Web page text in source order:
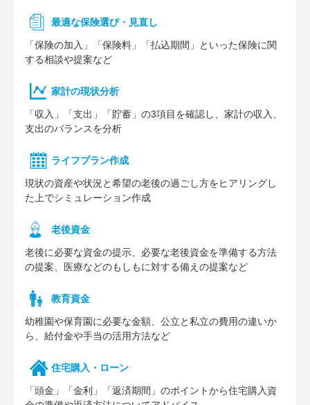
最適な保険選び・見直し
「保険の加入」「保険料」「払込期間」といった保険に関
する相談や提案など
家計の現状分析
「収入」「支出」「貯蓄」の3項目を確認し、家計の収入、
支出のバランスを分析
ライフプラン作成
現状の資産や状況と希望の老後の過ごし方をヒアリングし
た上でシミュレーション作成
⽼後資⾦
老後に必要な資金の提示、必要な老後資金を準備する方法
の提案、医療などのもしもに対する備えの提案など
教育資金
幼稚園や保育園に必要な⾦額、公⽴と私⽴の費⽤の違いか
ら、給付⾦や⼿当の活⽤⽅法など
住宅購⼊・ローン
「頭⾦」「⾦利」「返済期間」のポイントから住宅購⼊資